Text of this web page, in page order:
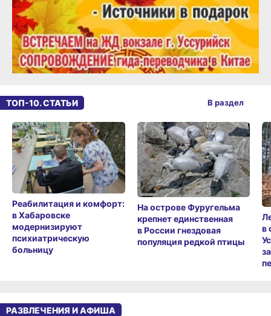
ТОП-10. СТАТЬИ
Реабилитация и комфорт:
в Хабаровске
модернизируют
психиатрическую
больницу
На острове Фуругельма
крепнет единственная
в России гнездовая
популяция редкой птицы
в
В раздел
РАЗВЛЕЧЕНИЯ И АФИША